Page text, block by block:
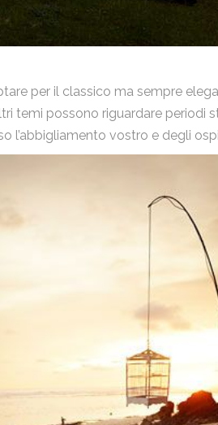
per il classico ma sempre
possono riguardare periodi
vostro e degli
email